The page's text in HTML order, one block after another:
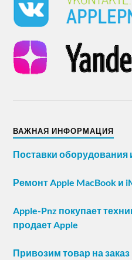
ВАЖНАЯ ИНФОРМАЦИЯ
Поставки
Ремонт Apple MacBook и
Apple-Pnz покупает
продает Apple
Привозим товар на заказ